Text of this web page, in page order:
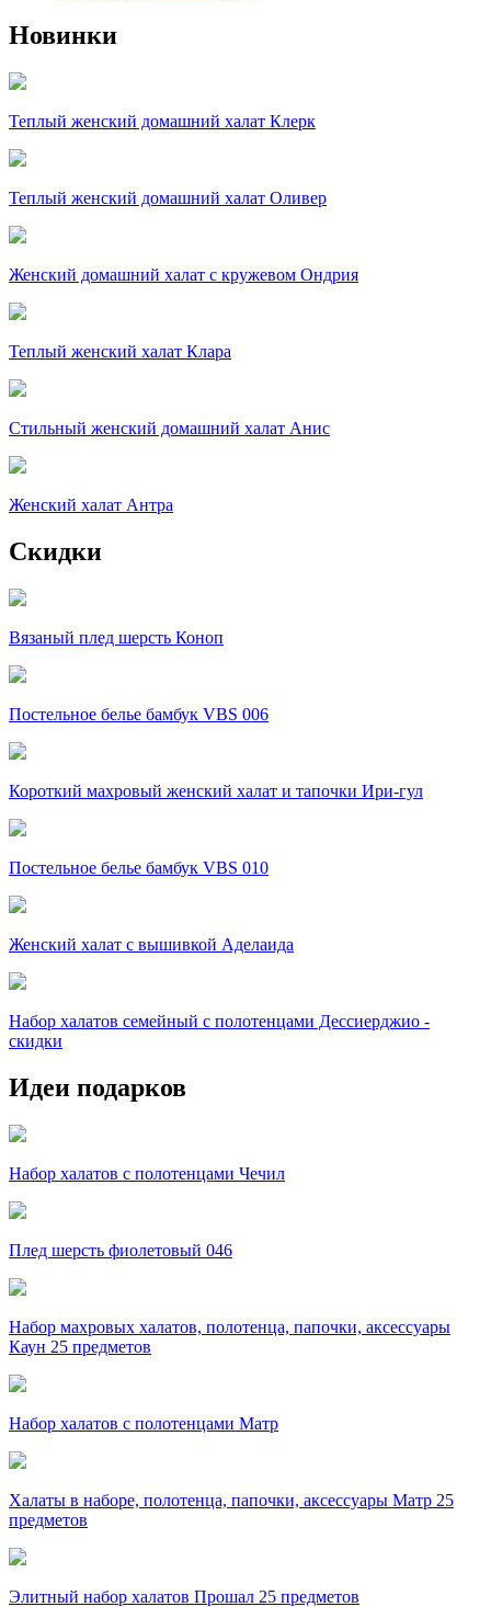
Новинки
Теплый женский домашний халат Клерк
Теплый женский домашний халат Оливер
Женский домашний халат с кружевом Ондрия
Теплый женский халат Клара
Стильный женский домашний халат Анис
Женский халат Антра
Скидки
Вязаный плед шерсть Коноп
Постельное белье бамбук VBS 006
Короткий махровый женский халат и тапочки Ири-гул
Постельное белье бамбук VBS 010
Женский халат с вышивкой Аделаида
Набор халатов семейный с полотенцами Дессиерджио -
скидки
Идеи подарков
Набор халатов с полотенцами Чечил
Плед шерсть фиолетовый 046
Набор махровых халатов, полотенца, папочки, аксессуары
Каун 25 предметов
Набор халатов с полотенцами Матр
Халаты в наборе, полотенца, папочки, аксессуары Матр 25
предметов
Элитный набор халатов Прошал 25 предметов